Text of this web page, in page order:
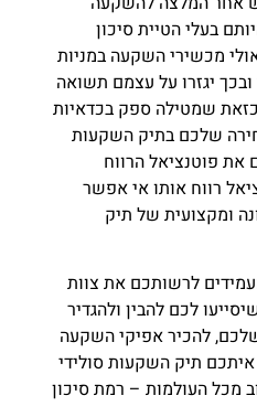
בעלי הטיית סיכון
מכשירי השקעה במניות
יגזרו על עצמם תשואה
כזאת שמטילה ספק בכדאיות
שלכם בתיק השקעות
את פוטנציאל הרווח
רווח אותו אי אפשר
ומקצועית של תיק
לרשותכם את צוות
לכם להבין ולהגדיר
להכיר אפיקי השקעה
תיק השקעות סולידי
מכל העולמות – רמת סיכון